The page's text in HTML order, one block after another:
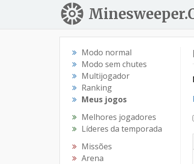
Modo normal
Modo sem chutes
Multijogador
Ranking
Meus jogos
Melhores jogadores
Líderes da temporada
Missões
Arena